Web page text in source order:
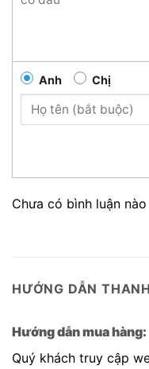
Anh Chị
Chưa có bình luận nào
HƯỚNG DẪN
Hướng dẫn mua hàng:
Quý khách truy cập